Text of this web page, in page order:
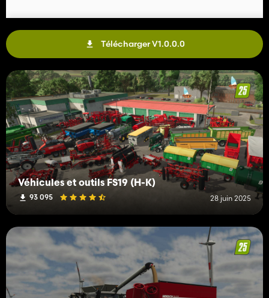
Télécharger V1.0.0.0
Véhicules et outils FS19 (H-K)
93 095 28 juin 2025